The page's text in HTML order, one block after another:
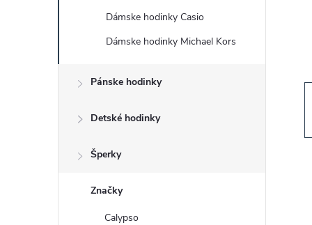
a
Dámske hodinky Casio
Dámske hodinky Michael Kors
Pánske hodinky
Detské hodinky
Šperky
Značky
Calypso